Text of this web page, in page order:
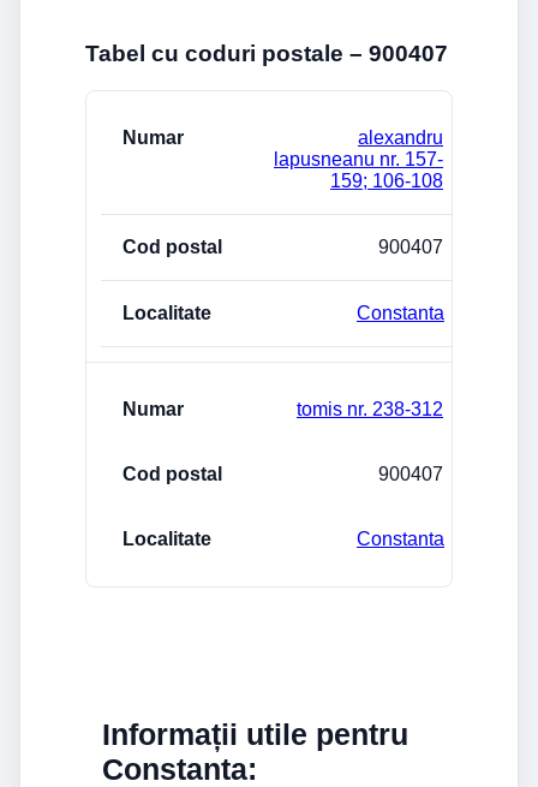
Tabel cu coduri postale – 900407
alexandru
lapusneanu nr. 157-
159; 106-108
900407
Constanta
tomis nr. 238-312
900407
Constanta
Informații utile pentru
Constanta: